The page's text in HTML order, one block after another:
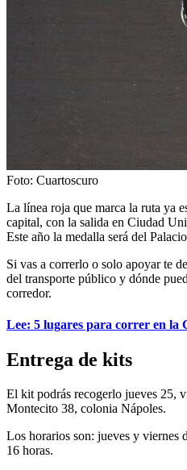
Foto: Cuartoscuro
La línea roja que marca la ruta ya
capital, con la salida en Ciudad
Este año la medalla será del
Si vas a correrlo o solo apoyar te
del transporte público y dónde
corredor.
Lee: 5 lugares para correr en la
Entrega de kits
El kit podrás recogerlo jueves 25,
Montecito 38, colonia Nápoles.
Los horarios son: jueves y viernes
16 horas.